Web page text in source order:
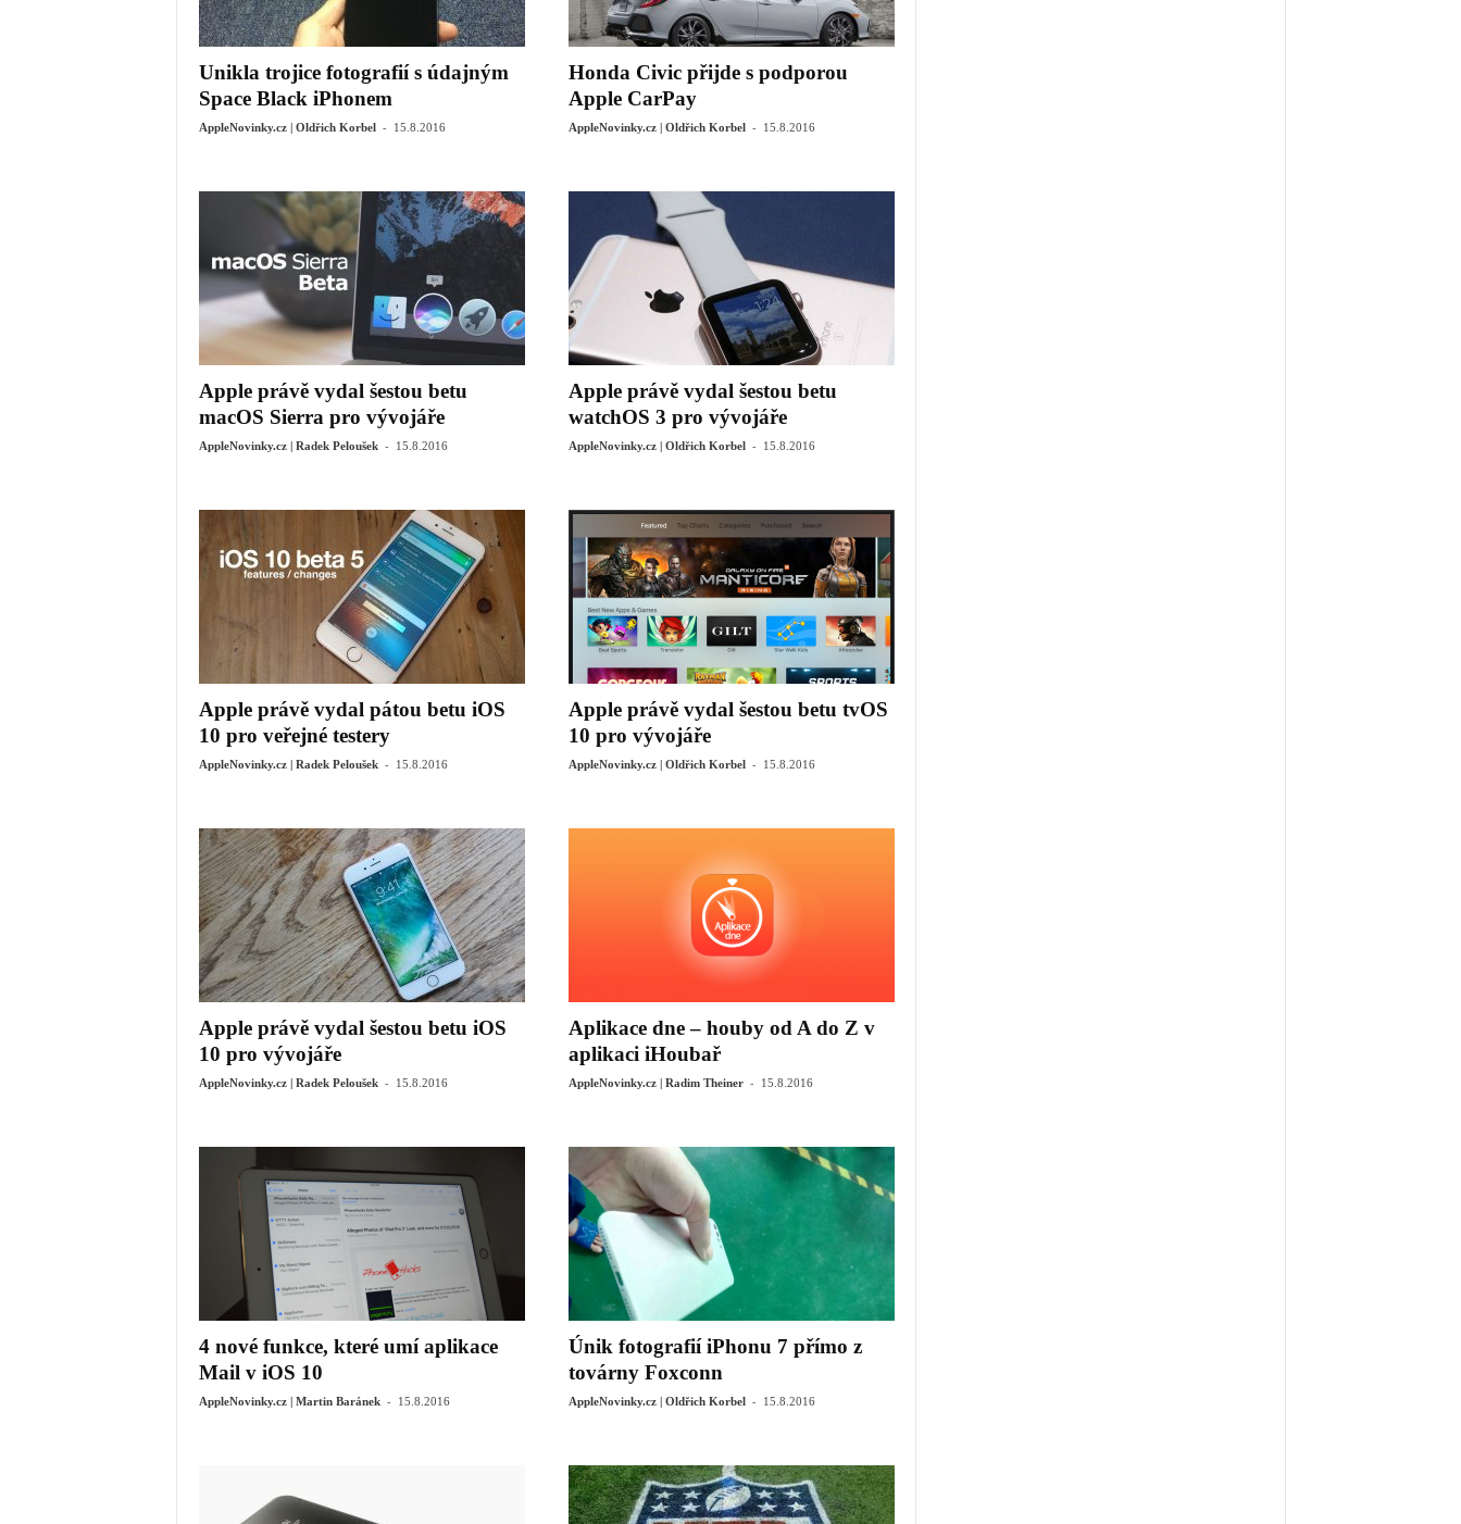
Unikla trojice fotografií s údajným
Space Black iPhonem
AppleNovinky.cz | Oldřich Korbel - 15.8.2016
Honda Civic přijde s podporou
Apple CarPay
AppleNovinky.cz | Oldřich Korbel - 15.8.2016
Apple právě vydal šestou betu
macOS Sierra pro vývojáře
AppleNovinky.cz | Radek Peloušek - 15.8.2016
Apple právě vydal šestou betu
watchOS 3 pro vývojáře
AppleNovinky.cz | Oldřich Korbel - 15.8.2016
Apple právě vydal pátou betu iOS
10 pro veřejné testery
AppleNovinky.cz | Radek Peloušek - 15.8.2016
Apple právě vydal šestou betu tvOS
10 pro vývojáře
AppleNovinky.cz | Oldřich Korbel - 15.8.2016
Apple právě vydal šestou betu iOS
10 pro vývojáře
AppleNovinky.cz | Radek Peloušek - 15.8.2016
Aplikace dne – houby od A do Z v
aplikaci iHoubař
AppleNovinky.cz | Radim Theiner - 15.8.2016
4 nové funkce, které umí aplikace
Mail v iOS 10
AppleNovinky.cz | Martin Baránek - 15.8.2016
Únik fotografií iPhonu 7 přímo z
továrny Foxconn
AppleNovinky.cz | Oldřich Korbel - 15.8.2016